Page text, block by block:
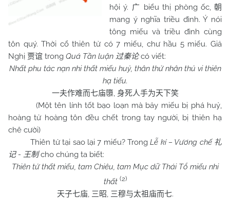
hội ý. 广 biểu thị phòng ốc, 朝
mang ý nghĩa triều đình. Ý nói
tông miếu và triều đình cùng
tôn quý. Thời cổ thiên tử có 7 miếu, chư hầu 5 miếu. Giả
Nghị 贾谊 trong Quá Tần luận 过秦论có viết:
Nhất phu tác nạn nhi thất miếu huỷ, thân thử nhân thủ vi thiên
hạ tiếu.
一夫作难而七庙隳, 身死人手为天下笑
(Một tên lính tốt bạo loạn mà bảy miếu bị phá huỷ,
hoàng tử hoàng tôn đều chết trong tay người, bị thiên hạ
chê cười)
Thiên tử tại sao lại 7 miếu? TrongLễ kí – Vương chế 礼
记- 王制cho chúng ta biết:
Thiên tử thất miếu, tam Chiêu, tam Mục dữ Thái Tổ miếu nhi
thất (2)
天子七庙, 三昭, 三穆与太祖庙而七.